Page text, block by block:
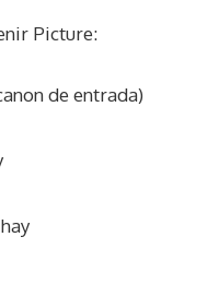
Picture:
de entrada)